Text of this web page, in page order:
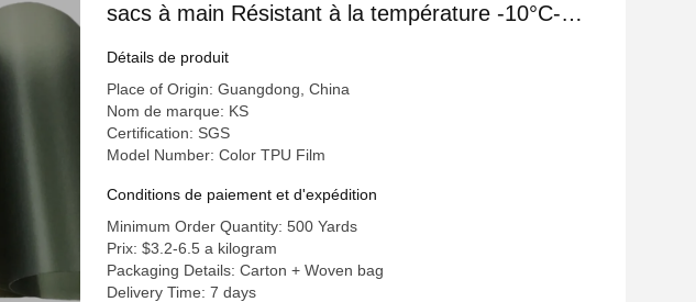
sacs à main Résistant à la température -10°C-
Détails de produit
Place of Origin: Guangdong, China
Nom de marque: KS
Certification: SGS
Model Number: Color TPU Film
Conditions de paiement et d'expédition
Minimum Order Quantity: 500 Yards
Prix: $3.2-6.5 a kilogram
Packaging Details: Carton + Woven bag
Delivery Time: 7 days